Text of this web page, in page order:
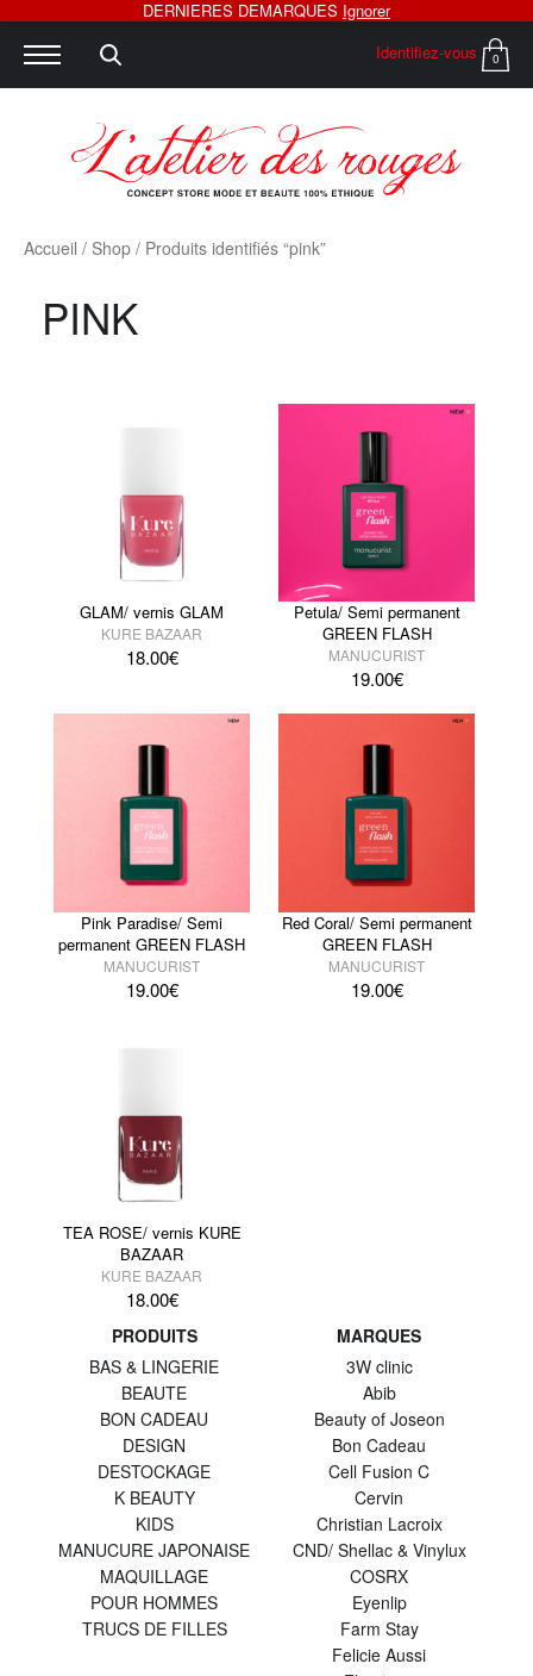
Identifiez-vous 0
Accueil / Shop / Produits identifiés “pink”
PINK
GLAM/ vernis GLAM
KURE BAZAAR
18.00€
Petula/ Semi permanent
GREEN FLASH
MANUCURIST
19.00€
Pink Paradise/ Semi
permanent GREEN FLASH
MANUCURIST
19.00€
Red Coral/ Semi permanent
GREEN FLASH
MANUCURIST
19.00€
TEA ROSE/ vernis KURE
BAZAAR
KURE BAZAAR
18.00€
PRODUITS
BAS & LINGERIE
BEAUTE
BON CADEAU
DESIGN
DESTOCKAGE
K BEAUTY
KIDS
MANUCURE JAPONAISE
MAQUILLAGE
POUR HOMMES
TRUCS DE FILLES
MARQUES
3W clinic
Abib
Beauty of Joseon
Bon Cadeau
Cell Fusion C
Cervin
Christian Lacroix
CND/ Shellac & Vinylux
COSRX
Eyenlip
Farm Stay
Felicie Aussi
DERNIERES DEMARQUES Ignorer